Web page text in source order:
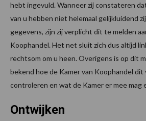
hebt ingevuld. Wanneer zij constateren
van u hebben niet helemaal gelijkluidend
gegevens, zijn zij verplicht dit te melden
Koophandel. Het net sluit zich dus altijd
rechtsom om u heen. Overigens is op dit
bekend hoe de Kamer van Koophandel dit
controleren en wat de Kamer er mee mag
Ontwijken